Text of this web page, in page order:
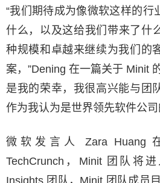
“我们期待成为像微软这样的行
什么，以及这给我们带来了
种规模和卓越来继续为我们的
案，”Dening 在一篇关于 Minit
是我的荣幸，我很高兴能与团
作为我认为是世界领先软件公司
微软发言人 Zara Huang
TechCrunch，Minit 团队将
Insights 团队，Minit 团队成员